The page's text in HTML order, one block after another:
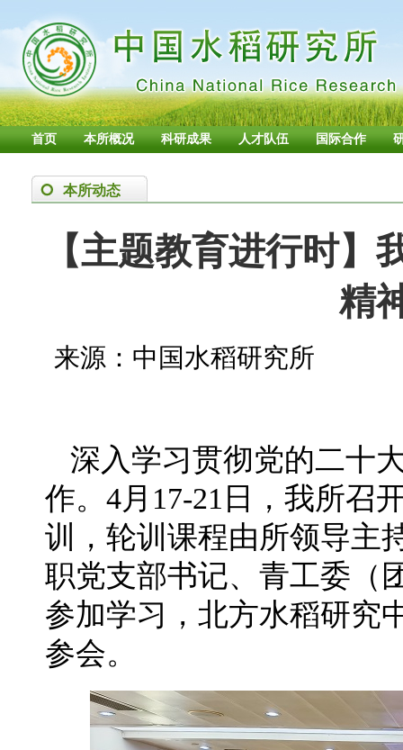
首页 本所概况 科研成果 人才队伍 国际合作
本所动态
【主题教育进行时
精
来源：中国水稻研究所
深入学习贯彻党的二十
作。4月17-21日，我所召
训，轮训课程由所领导主
职党支部书记、青工委（
参加学习，北方水稻研究
参会。